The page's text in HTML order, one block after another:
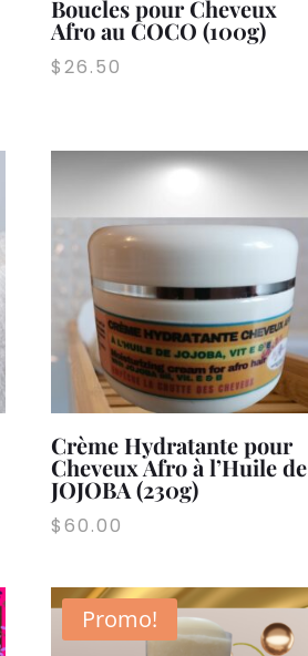
Boucles pour Cheveux
Afro au COCO (100g)
$26.50
Crème Hydratante pour
Cheveux Afro à l’Huile de
JOJOBA (230g)
$60.00
Promo!